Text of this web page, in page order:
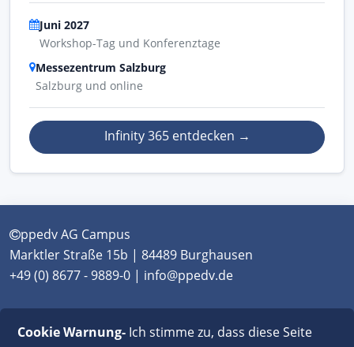
Juni 2027
Workshop-Tag und Konferenztage
Messezentrum Salzburg
Salzburg und online
Infinity 365 entdecken →
ppedv AG Campus
Marktler Straße 15b | 84489 Burghausen
+49 (0) 8677 - 9889-0 | info@ppedv.de
Classroom
Cookie Warnung-Ich stimme zu, dass diese Seite